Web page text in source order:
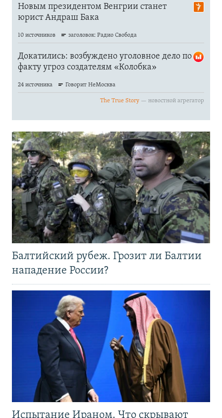
Балтийский рубеж. Грозит ли Балтии
нападение России?
Испытание Ираном. Что скрывают